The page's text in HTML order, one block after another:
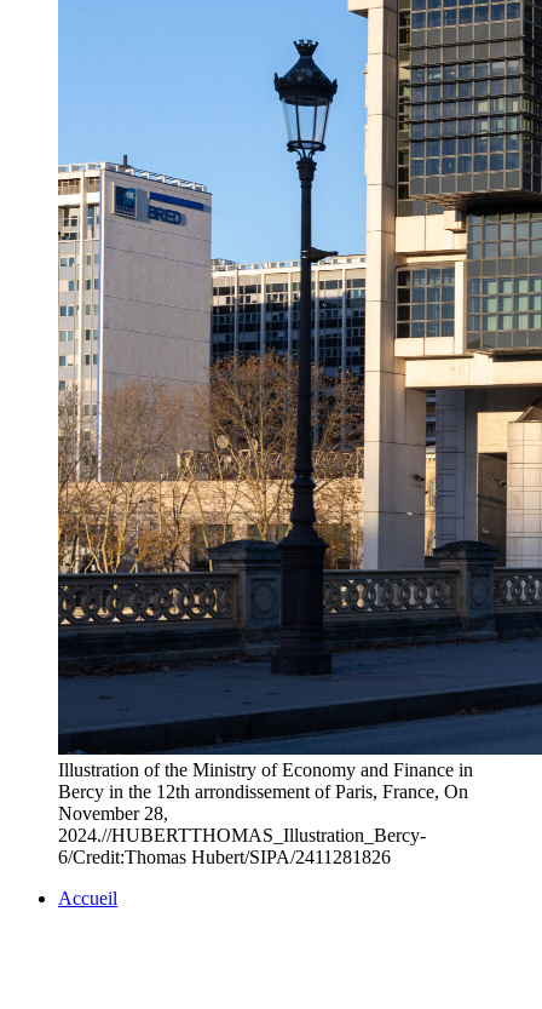
Illustration of the Ministry of Economy and Finance in
Bercy in the 12th arrondissement of Paris, France, On
November 28,
2024.//HUBERTTHOMAS_Illustration_Bercy-
6/Credit:Thomas Hubert/SIPA/2411281826
Accueil